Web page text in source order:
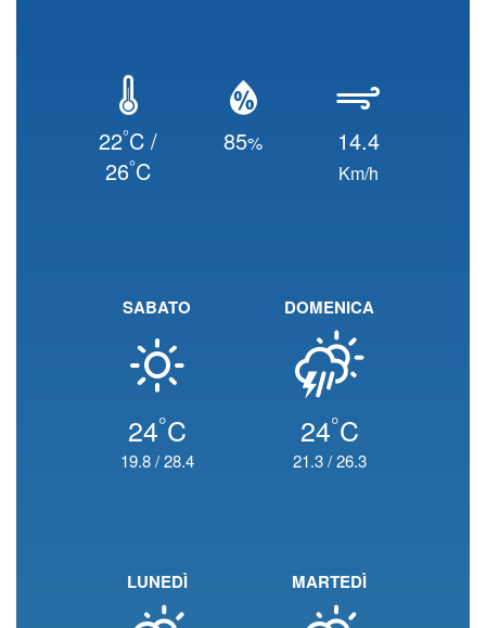
22°C /
26°C
85% 14.4
Km/h
SABATO
24°C
19.8/28.4
DOMENICA
24°C
21.3/26.3
LUNEDÌ MARTEDÌ